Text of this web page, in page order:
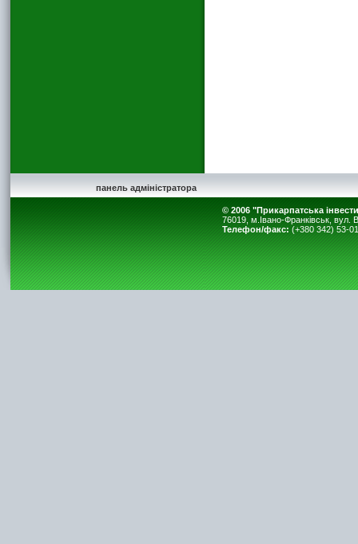
панель адміністратора
© 2006 "Прикарпатська
76019, м.Івано-Франківськ, вул.
Телефон/факс:(+380 342) 53-